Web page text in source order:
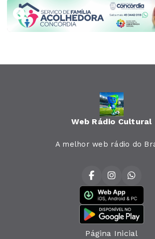
Web Rádio Cultural
A melhor web rádio do
Página Inicial